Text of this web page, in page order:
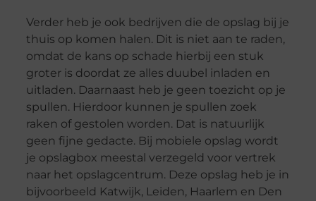
Verder heb je ook bedrijven die de opslag bij je
thuis op komen halen. Dit is niet aan te raden,
omdat de kans op schade hierbij een stuk
groter is doordat ze alles duubel inladen en
uitladen. Daarnaast heb je geen toezicht op je
spullen. Hierdoor kunnen je spullen zoek
raken of gestolen worden. Dat is natuurlijk
geen fijne gedacte. Bij mobiele opslag wordt
je opslagbox meestal verzegeld voor vertrek
naar het opslagcentrum. Deze opslag heb je in
bijvoorbeeld Katwijk, Leiden, Haarlem en Den